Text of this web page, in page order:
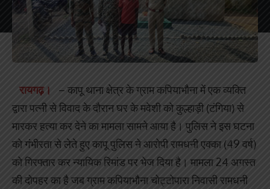
रायगढ़।
– कापू थाना क्षेत्र के ग्राम कपियाभौना में एक व्यक्ति
द्वारा पत्नी से विवाद के दौरान घर के मवेशी को कुल्हाड़ी (टंगिया) से
मारकर हत्या कर देने का मामला सामने आया है। पुलिस ने इस घटना
को गंभीरता से लेते हुए कापू पुलिस ने आरोपी रामधनी एक्का (49 वर्ष)
को गिरफ्तार कर न्यायिक रिमांड पर भेज दिया है। मामला 24 अगस्त
की दोपहर का है जब ग्राम कपियाभौना चोट्टोपारा निवासी रामधनी